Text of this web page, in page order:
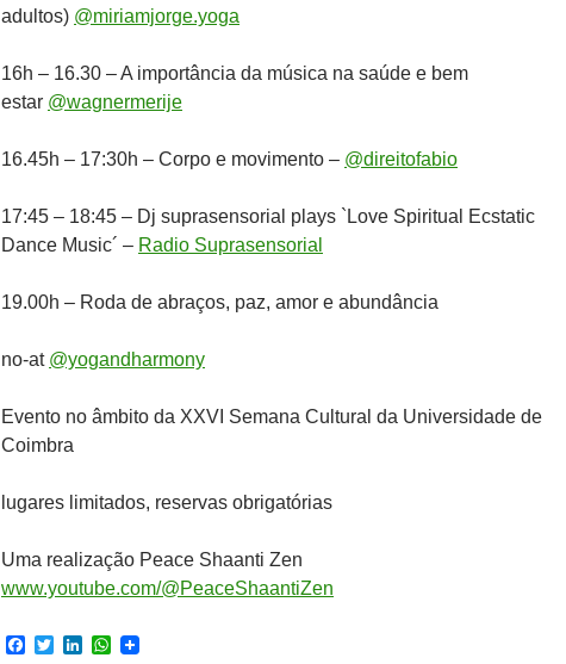
adultos) @miriamjorge.yoga
16h – 16.30 – A importância da música na saúde e bem
estar @wagnermerije
16.45h – 17:30h – Corpo e movimento – @direitofabio
17:45 – 18:45 – Dj suprasensorial plays `Love Spiritual Ecstatic
Dance Music´ – Radio Suprasensorial
19.00h – Roda de abraços, paz, amor e abundância
no-at @yogandharmony
Evento no âmbito da XXVI Semana Cultural da Universidade de
Coimbra
lugares limitados, reservas obrigatórias
Uma realização Peace Shaanti Zen
www.youtube.com/@PeaceShaantiZen
F
T
L
W